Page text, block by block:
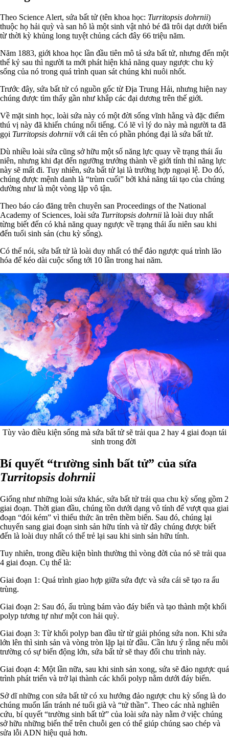
Theo Science Alert, sứa bất tử (tên khoa học: Turritopsis dohrnii)
thuộc họ hải quỳ và san hô là một sinh vật nhỏ bé đã trôi dạt dưới biển
từ thời kỳ khủng long tuyệt chủng cách đây 66 triệu năm.
Năm 1883, giới khoa học lần đầu tiên mô tả sứa bất tử, nhưng đến một
thế kỷ sau thì người ta mới phát hiện khả năng quay ngược chu kỳ
sống của nó trong quá trình quan sát chúng khi nuôi nhốt.
Trước đây, sứa bất tử có nguồn gốc từ Địa Trung Hải, nhưng hiện nay
chúng được tìm thấy gần như khắp các đại dương trên thế giới.
Về mặt sinh học, loài sứa này có một đời sống vĩnh hằng và đặc điểm
thú vị này đã khiến chúng nổi tiếng. Có lẽ vì lý do này mà người ta đã
gọi Turritopsis dohrnii với cái tên có phần phóng đại là sứa bất tử.
Dù nhiều loài sứa cũng sở hữu một số năng lực quay về trạng thái ấu
niên, nhưng khi đạt đến ngưỡng trưởng thành về giới tính thì năng lực
này sẽ mất đi. Tuy nhiên, sứa bất tử lại là trường hợp ngoại lệ. Do đó,
chúng được mệnh danh là “trùm cuối” bởi khả năng tái tạo của chúng
dường như là một vòng lặp vô tận.
Theo báo cáo đăng trên chuyên san Proceedings of the National
Academy of Sciences, loài sứa Turritopsis dohrnii là loài duy nhất
từng biết đến có khả năng quay ngược về trạng thái ấu niên sau khi
đến tuổi sinh sản (chu kỳ sống).
Có thể nói, sứa bất tử là loài duy nhất có thể đảo ngược quá trình lão
hóa để kéo dài cuộc sống tới 10 lần trong hai năm.
Tùy vào điều kiện sống mà sứa bất tử sẽ trải qua 2 hay 4 giai đoạn tái
sinh trong đời
Bí quyết “trường sinh bất tử” của sứa
Turritopsis dohrnii
Giống như những loài sứa khác, sứa bất tử trải qua chu kỳ sống gồm 2
giai đoạn. Thời gian đầu, chúng tồn dưới dạng vô tính để vượt qua giai
đoạn “đói kém” vì thiếu thức ăn trên thềm biển. Sau đó, chúng lại
chuyển sang giai đoạn sinh sản hữu tính và từ đây chúng được biết
đến là loài duy nhất có thể trẻ lại sau khi sinh sản hữu tính.
Tuy nhiên, trong điều kiện bình thường thì vòng đời của nó sẽ trải qua
4 giai đoạn. Cụ thể là:
Giai đoạn 1: Quá trình giao hợp giữa sứa đực và sứa cái sẽ tạo ra ấu
trùng.
Giai đoạn 2: Sau đó, ấu trùng bám vào đáy biển và tạo thành một khối
polyp tương tự như một con hải quỳ.
Giai đoạn 3: Từ khối polyp ban đầu từ từ giải phóng sứa non. Khi sứa
lớn lên thì sinh sản và vòng tròn lặp lại từ đầu. Cần lưu ý rằng nếu môi
trường có sự biến động lớn, sứa bất tử sẽ thay đổi chu trình này.
Giai đoạn 4: Một lần nữa, sau khi sinh sản xong, sứa sẽ đảo ngược quá
trình phát triển và trở lại thành các khối polyp nằm dưới đáy biển.
Sở dĩ những con sứa bất tử có xu hướng đảo ngược chu kỳ sống là do
chúng muốn lẩn tránh né tuổi già và “tử thần”. Theo các nhà nghiên
cứu, bí quyết “trường sinh bất tử” của loài sứa này nằm ở việc chúng
sở hữu những biến thể trên chuỗi gen có thể giúp chúng sao chép và
sửa lỗi ADN hiệu quả hơn.